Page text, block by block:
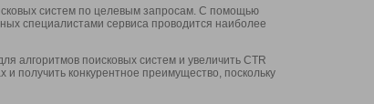
систем по целевым запросам. С помощью
специалистами сервиса проводится наиболее
алгоритмов поисковых систем и увеличить CTR
и получить конкурентное преимущество, поскольку